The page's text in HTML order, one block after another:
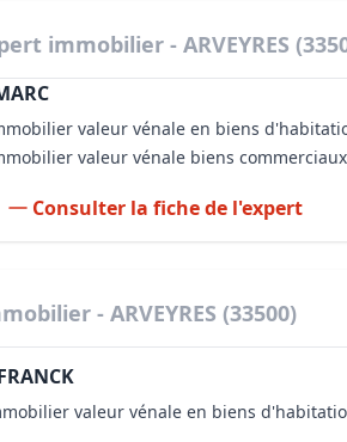
immobilier - ARVEYRES
valeur vénale en biens
valeur vénale biens
Consulter la fiche de l'expert
- ARVEYRES (33500)
valeur vénale en biens